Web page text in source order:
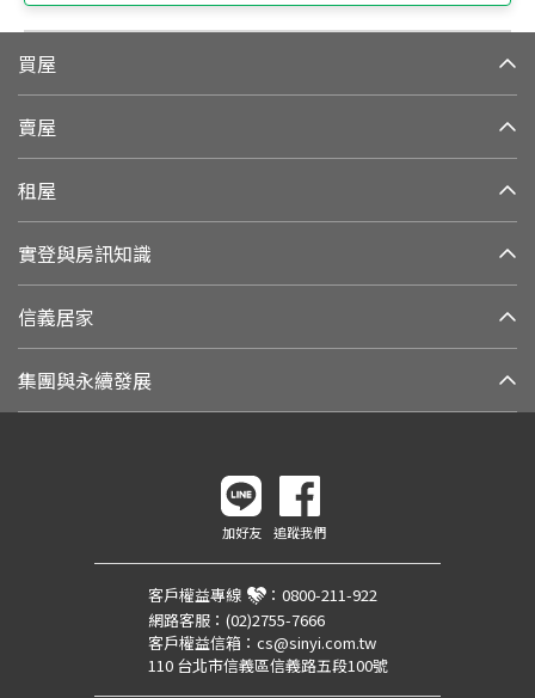
買屋
賣屋
租屋
實登與房訊知識
信義居家
集團與永續發展
加好友 追蹤我們
客戶權益專線 ： 0800-211-922
網路客服： (02)2755-7666
客戶權益信箱： cs@sinyi.com.tw
110 台北市信義區信義路五段100號